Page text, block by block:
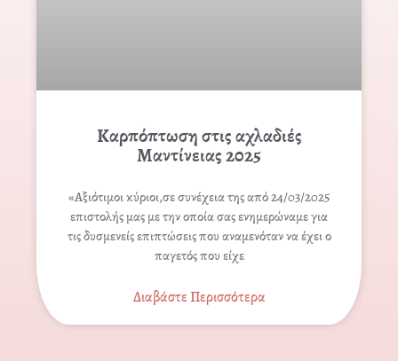
Καρπόπτωση στις αχλαδιές
Μαντίνειας 2025
«Αξιότιμοι κύριοι,σε συνέχεια της από 24/03/2025
επιστολής μας με την οποία σας ενημερώναμε για
τις δυσμενείς επιπτώσεις που αναμενόταν να έχει ο
παγετός που είχε
Διαβάστε Περισσότερα